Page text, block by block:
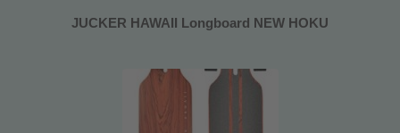
JUCKER HAWAII Longboard NEW HOKU